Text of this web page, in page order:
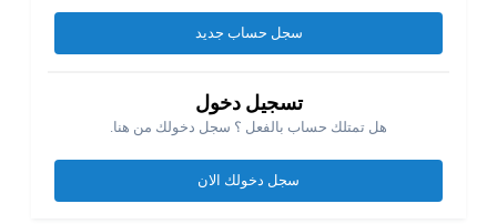
كما ان الشيت به عواميد قليله بالنسبه للبيانات التى في الموقع
سجل حساب جديد
تسجيل دخول
هل تمتلك حساب بالفعل ؟ سجل دخولك من هنا.
سجل دخولك الان